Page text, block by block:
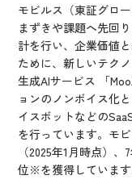
モビルス（東証グロ
まずきや課題へ先回
計を行い、企業価値
ために、新しいテク
生成AIサービス 「
ョンのノンボイス化
イスボットなどの
を行っています。モ
（2025年1月時点）
位※を獲得しています